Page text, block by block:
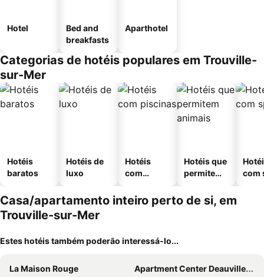
Hotel
Bed and
breakfasts
Aparthotel
Categorias de hotéis populares em Trouville-
sur-Mer
Hotéis
baratos
Hotéis de
luxo
Hotéis
com
Hotéis que
permitem
com
Casa/apartamento inteiro perto de si, em
Trouville-sur-Mer
Estes hotéis também poderão interessá-lo...
La Maison Rouge Apartment Center Deauville 5mn From The Beach